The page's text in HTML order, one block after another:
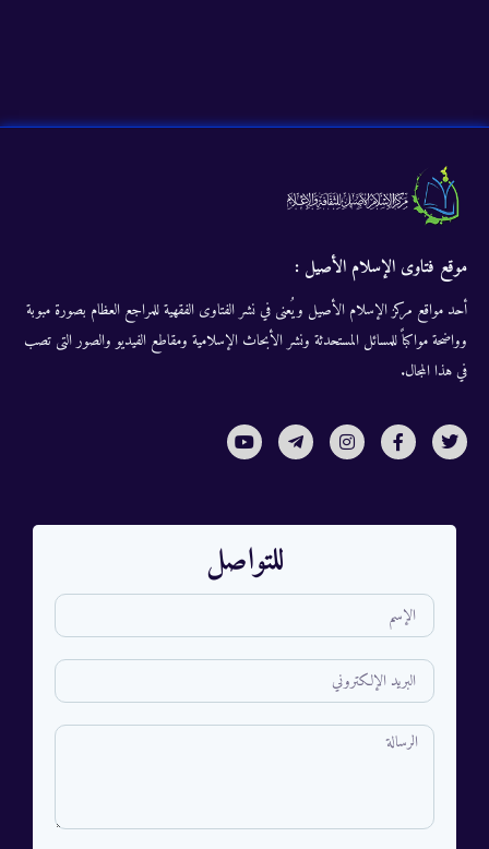
موقع فتاوى الإسلام الأصيل :
أحد مواقع مركز الإسلام الأصيل ويُعنى في نشر الفتاوى الفقهية للمراجع العظام بصورة مبوبة
وواضحة مواكباً للمسائل المستحدثة ونشر الأبحاث الإسلامية ومقاطع الفيديو والصور التى تصب
في هذا المجال.
للتواصل